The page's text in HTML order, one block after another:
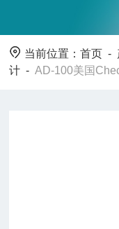
当前位置：首页 -
计 -AD-100美国